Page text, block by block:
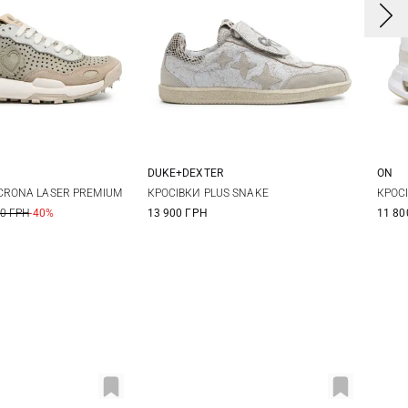
38 39
LASER PREMIUM
ГРН-40%
36 37
DUKE+DEXTER
КРОСІВКИ PLUS SNAKE
13 900 ГРН
ON
11